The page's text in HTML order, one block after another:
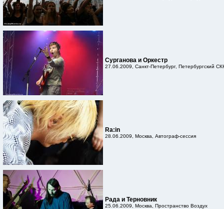
Сурганова и Оркестр
27.06.2009, Санкт-Петербург, Петербургский
Ra:in
28.06.2009, Москва, Автограф-сессия
Рада и Терновник
25.06.2009, Москва, Пространство Воздух